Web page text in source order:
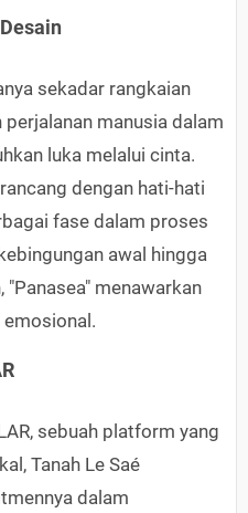
sekadar rangkaian
perjalanan manusia dalam
luka melalui cinta.
dengan hati-hati
fase dalam proses
awal hingga
"Panasea" menawarkan
emosional.
sebuah platform yang
Tanah Le Saé
dalam